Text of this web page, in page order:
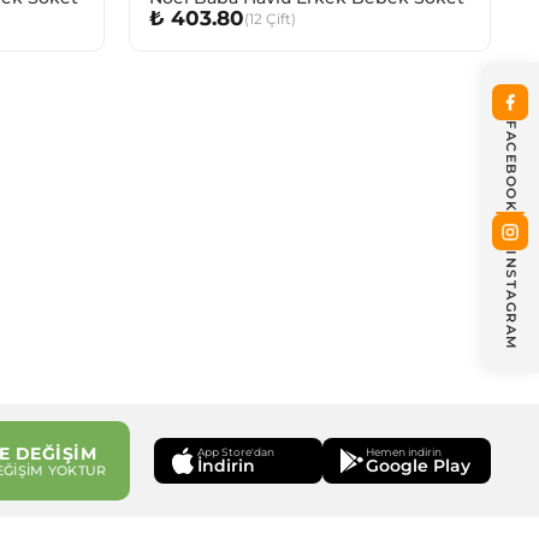
₺ 403.80(12 Çift)
DEĞİŞİM
YOKTUR
App Store'dan
İndirin
Hemen indirin
Google Play
FACEBOOK
INSTAGRAM